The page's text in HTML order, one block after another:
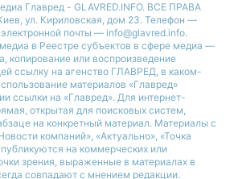
Главред - GLAVRED.INFO. ВСЕ ПРАВА
ул. Кириловская, дом 23. Телефон —
почты — info@glavred.info.
в Реестре cубъектов в сфере медиа —
копирование или воспроизведение
ссылку на агенство ГЛАВРЕД, в каком-
материалов «Главред»
ссылки на «Главред». Для интернет-
открытая для поисковых систем,
на конкретный материал. Материалы с
компаний», «Актуально», «Точка
на коммерческих или
зрения, выраженные в материалах в
совпадают с мнением редакции.